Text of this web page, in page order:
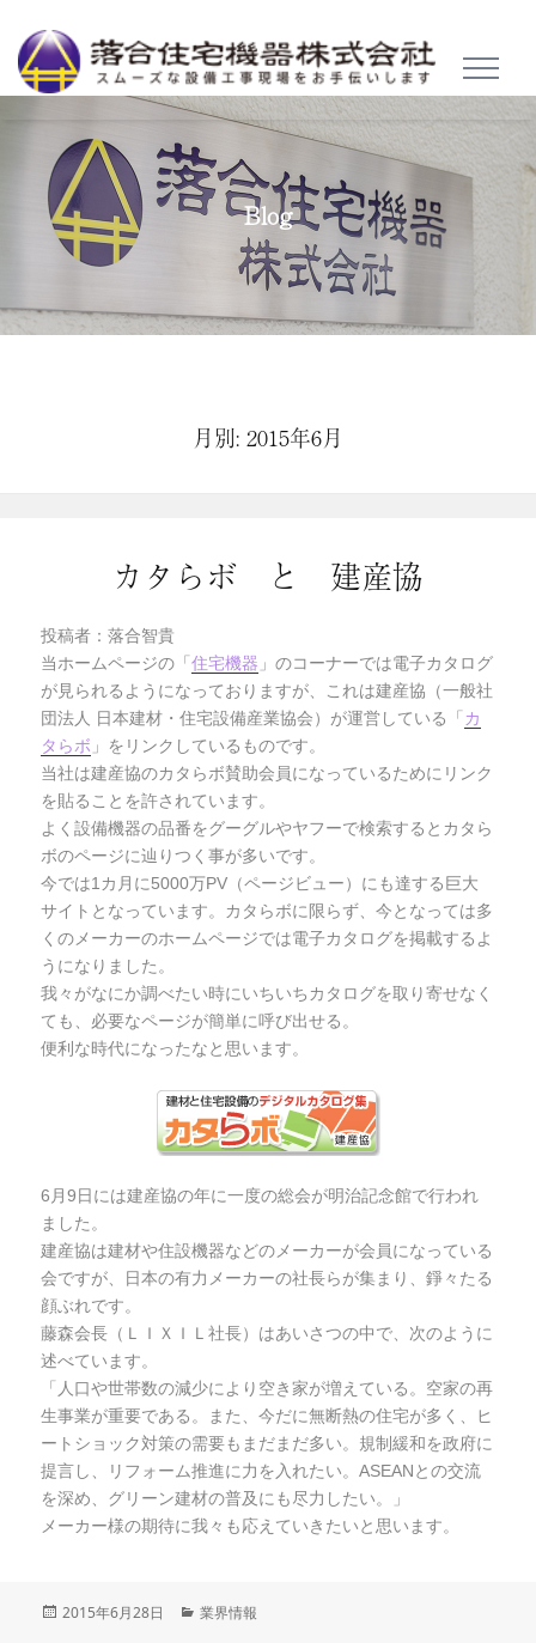
Blog
月別: 2015年6月
カタらボ と 建産協
投稿者：落合智貴
当ホームページの「住宅機器 」のコーナーでは電子カタログ
が見られるようになっておりますが、これは建産協（一般社
団法人 日本建材・住宅設備産業協会）が運営している「 カ
タらボ 」をリンクしているものです。
当社は建産協のカタらボ賛助会員になっているためにリンク
を貼ることを許されています。
よく設備機器の品番をグーグルやヤフーで検索するとカタら
ボのページに辿りつく事が多いです。
今では1カ月に5000万PV（ページビュー）にも達する巨大
サイトとなっています。カタらボに限らず、今となっては多
くのメーカーのホームページでは電子カタログを掲載するよ
うになりました。
我々がなにか調べたい時にいちいちカタログを取り寄せなく
ても、必要なページが簡単に呼び出せる。
便利な時代になったなと思います。
6月9日には建産協の年に一度の総会が明治記念館で行われ
ました。
建産協は建材や住設機器などのメーカーが会員になっている
会ですが、日本の有力メーカーの社長らが集まり、錚々たる
顔ぶれです。
藤森会長（ＬＩＸＩＬ社長）はあいさつの中で、次のように
述べています。
「人口や世帯数の減少により空き家が増えている。空家の再
生事業が重要である。また、今だに無断熱の住宅が多く、ヒ
ートショック対策の需要もまだまだ多い。規制緩和を政府に
提言し、リフォーム推進に力を入れたい。ASEANとの交流
を深め、グリーン建材の普及にも尽力したい。」
メーカー様の期待に我々も応えていきたいと思います。
投
2015年6月28日
カ
業界情報